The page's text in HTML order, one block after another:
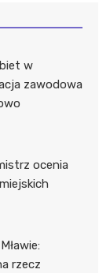
w
zawodowa
ocenia
rzecz